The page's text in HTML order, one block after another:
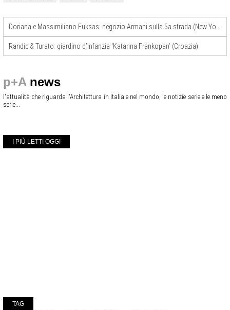
Randic & Turato: giardino d’infanzia ‘Katarina Frankopan’ (Croazia)
p+A news
l'attualità che riguarda l'Architettura in Italia e nel mondo, le notizie serie e le meno
serie...
I PIÙ LETTI OGGI
TAG